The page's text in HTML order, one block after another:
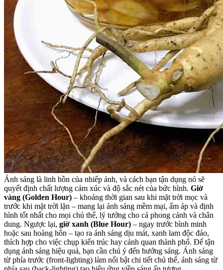
Ánh sáng là linh hồn của nhiếp ảnh, và cách bạn tận dụng nó sẽ
quyết định chất lượng cảm xúc và độ sắc nét của bức hình. Giờ
vàng (Golden Hour) – khoảng thời gian sau khi mặt trời mọc và
trước khi mặt trời lặn – mang lại ánh sáng mềm mại, ấm áp và định
hình tốt nhất cho mọi chủ thể, lý tưởng cho cả phong cảnh và chân
dung. Ngược lại, giờ xanh (Blue Hour) – ngay trước bình minh
hoặc sau hoàng hôn – tạo ra ánh sáng dịu mát, xanh lam độc đáo,
thích hợp cho việc chụp kiến trúc hay cảnh quan thành phố. Để tận
dụng ánh sáng hiệu quả, bạn cần chú ý đến hướng sáng. Ánh sáng
từ phía trước (front-lighting) làm nổi bật chi tiết chủ thể, ánh sáng từ